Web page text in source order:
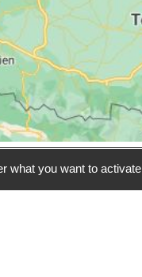
what you want to activate